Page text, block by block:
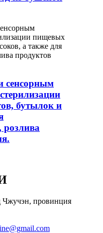
сенсорным
бутылок и
розлива
Чжучэн, провинция